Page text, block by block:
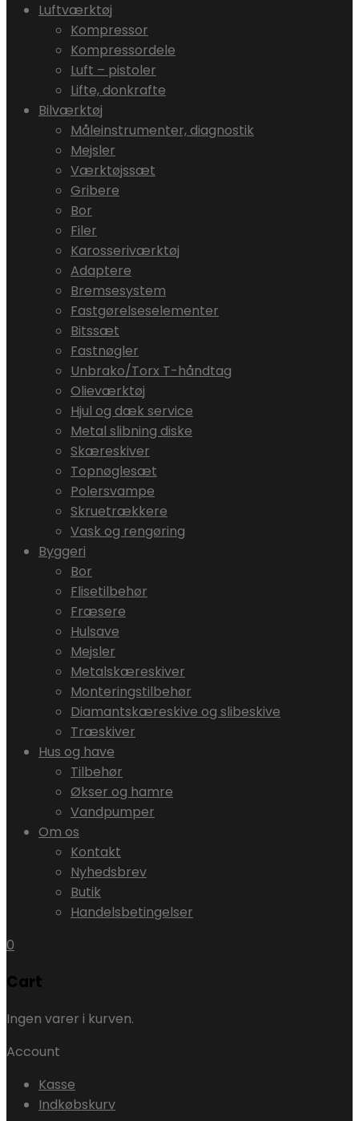
Luftværktøj
Kompressor
Kompressordele
Luft – pistoler
Lifte, donkrafte
Bilværktøj
Måleinstrumenter, diagnostik
Mejsler
Værktøjssæt
Gribere
Bor
Filer
Karosseriværktøj
Adaptere
Bremsesystem
Fastgørelseselementer
Bitssæt
Fastnøgler
Unbrako/Torx T-håndtag
Olieværktøj
Hjul og dæk service
Metal slibning diske
Skæreskiver
Topnøglesæt
Polersvampe
Skruetrækkere
Vask og rengøring
Byggeri
Bor
Flisetilbehør
Fræsere
Hulsave
Mejsler
Metalskæreskiver
Monteringstilbehør
Diamantskæreskive og slibeskive
Træskiver
Hus og have
Tilbehør
Økser og hamre
Vandpumper
Om os
Kontakt
Nyhedsbrev
Butik
Handelsbetingelser
0
Cart
Ingen varer i kurven.
Account
Kasse
Indkøbskurv